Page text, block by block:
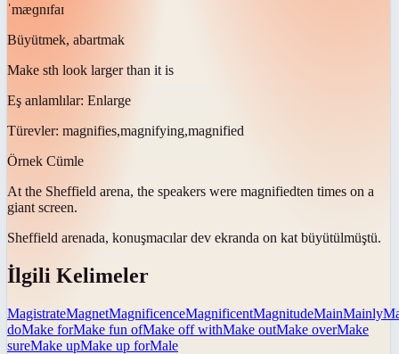
ˈmæɡnɪfaɪ
Büyütmek, abartmak
Make sth look larger than it is
Eş anlamlılar: Enlarge
Türevler: magnifies,magnifying,magnified
Örnek Cümle
At the Sheffield arena, the speakers were magnifiedten times on a
giant screen.
Sheffield arenada, konuşmacılar dev ekranda on kat büyütülmüştü.
İlgili Kelimeler
MagistrateMagnetMagnificenceMagnificentMagnitudeMainMainly
doMake forMake fun ofMake off withMake outMake overMake
sureMake upMake up forMale